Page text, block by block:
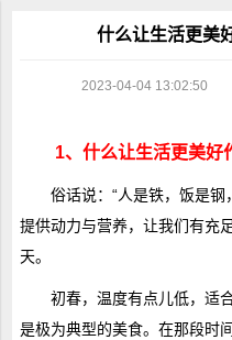
什么让生活更美
2023-04-04 13:02:50
1、什么让生活更美好
俗话说：“人是铁，饭是钢
提供动力与营养，让我们有充
天。
初春，温度有点儿低，适
是极为典型的美食。在那段时